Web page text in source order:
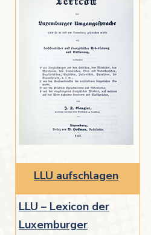
LLU aufschlagen
LLU – Lexicon der
Luxemburger